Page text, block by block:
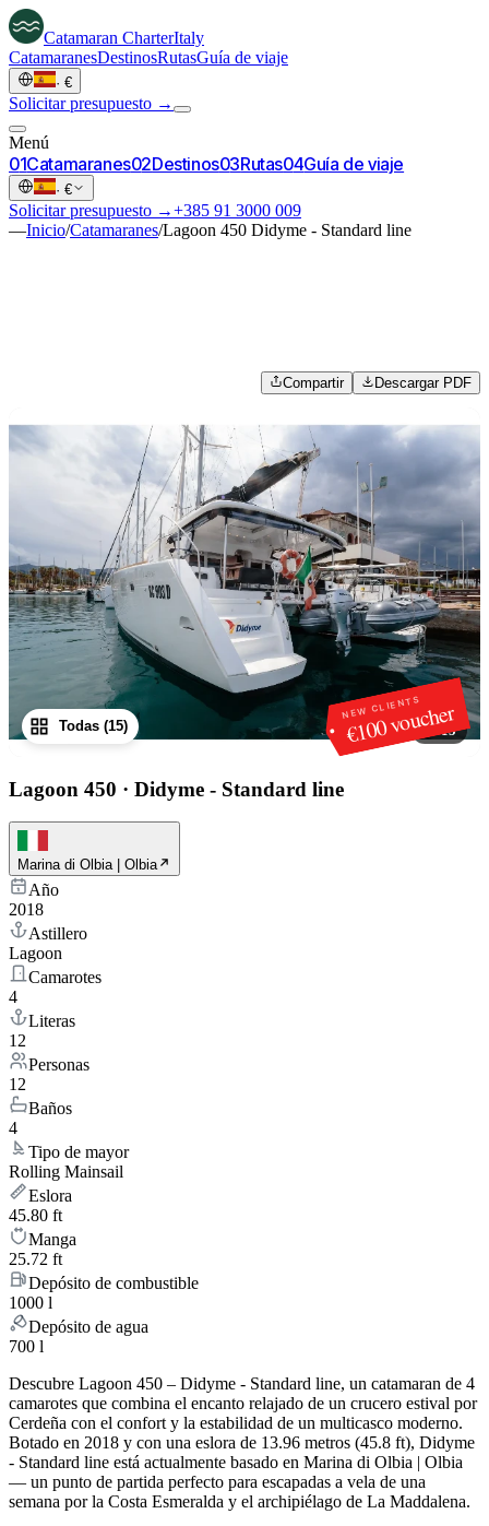
Catamaran CharterItaly
CatamaranesDestinosRutasGuía de viaje
· €
Solicitar presupuesto →
Menú
01Catamaranes02Destinos03Rutas04Guía de viaje
· €
Solicitar presupuesto →+385 91 3000 009
—Inicio/Catamaranes/Lagoon 450 Didyme - Standard line
Compartir Descargar PDF
NEW CLIENTS
€100 voucher
1/15
Todas (15)
Lagoon 450 · Didyme - Standard line
Marina di Olbia | Olbia
Año
2018
Astillero
Lagoon
Camarotes
4
Literas
12
Personas
12
Baños
4
Tipo de mayor
Rolling Mainsail
Eslora
45.80 ft
Manga
25.72 ft
Depósito de combustible
1000 l
Depósito de agua
700 l
Descubre Lagoon 450 – Didyme - Standard line, un catamaran de 4
camarotes que combina el encanto relajado de un crucero estival por
Cerdeña con el confort y la estabilidad de un multicasco moderno.
Botado en 2018 y con una eslora de 13.96 metros (45.8 ft), Didyme
- Standard line está actualmente basado en Marina di Olbia | Olbia
— un punto de partida perfecto para escapadas a vela de una
semana por la Costa Esmeralda y el archipiélago de La Maddalena.